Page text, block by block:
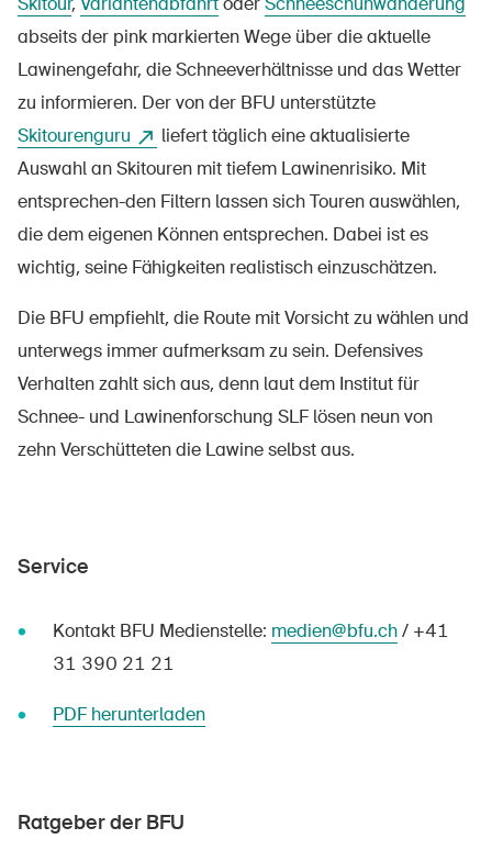
abseits der pink markierten Wege über die aktuelle
Lawinengefahr, die Schneeverhältnisse und das Wetter
zu informieren. Der von der BFU unterstützte
Skitourenguru
liefert täglich eine aktualisierte
Auswahl an Skitouren mit tiefem Lawinenrisiko. Mit
entsprechen-den Filtern lassen sich Touren auswählen,
die dem eigenen Können entsprechen. Dabei ist es
wichtig, seine Fähigkeiten realistisch einzuschätzen.
Die BFU empfiehlt, die Route mit Vorsicht zu wählen und
unterwegs immer aufmerksam zu sein. Defensives
Verhalten zahlt sich aus, denn laut dem Institut für
Schnee- und Lawinenforschung SLF lösen neun von
zehn Verschütteten die Lawine selbst aus.
Service
Kontakt BFU Medienstelle: medien@bfu.ch/ +41
31 390 21 21
PDF herunterladen
Ratgeber der BFU